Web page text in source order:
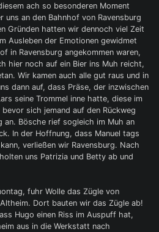
ach so besonderen Moment
uns an den Bahnhof von Ravensburg
Gründen hatten wir dennoch viel Zeit
Ausleben der Emotionen gewidmet
in Ravensburg angekommen waren,
hier noch auf ein Bier ins Muh reicht,
Wir kamen auch alle gut raus und in
dann auf, dass Präse, der inzwischen
seine Trommel inne hatte, diese im
sich jemand auf den Rückweg
an. Bösche rief sogleich im Muh an
In der Hoffnung, dass Manuel tags
verließen wir Ravensburg. Nach
uns Patrizia und Betty ab und
fuhr Wolle das Zügle von
Dort bauten wir das Zügle ab!
Hugo einen Riss im Auspuff hat,
aus in die Werkstatt nach